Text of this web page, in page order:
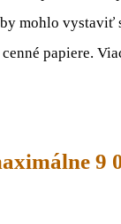
mohlo vystaviť
papiere.
9